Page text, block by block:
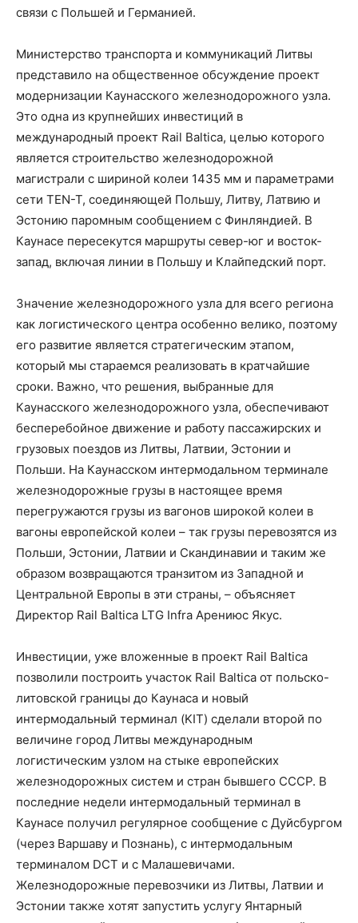
связи с Польшей и Германией.
Министерство транспорта и коммуникаций Литвы
представило на общественное обсуждение проект
модернизации Каунасского железнодорожного узла.
Это одна из крупнейших инвестиций в
международный проект Rail Baltica, целью которого
является строительство железнодорожной
магистрали с шириной колеи 1435 мм и параметрами
сети TEN-T, соединяющей Польшу, Литву, Латвию и
Эстонию паромным сообщением с Финляндией. В
Каунасе пересекутся маршруты север-юг и восток-
запад, включая линии в Польшу и Клайпедский порт.
Значение железнодорожного узла для всего региона
как логистического центра особенно велико, поэтому
его развитие является стратегическим этапом,
который мы стараемся реализовать в кратчайшие
сроки. Важно, что решения, выбранные для
Каунасского железнодорожного узла, обеспечивают
бесперебойное движение и работу пассажирских и
грузовых поездов из Литвы, Латвии, Эстонии и
Польши. На Каунасском интермодальном терминале
железнодорожные грузы в настоящее время
перегружаются грузы из вагонов широкой колеи в
вагоны европейской колеи – так грузы перевозятся из
Польши, Эстонии, Латвии и Скандинавии и таким же
образом возвращаются транзитом из Западной и
Центральной Европы в эти страны, – объясняет
Директор Rail Baltica LTG Infra Арениюс Якус.
Инвестиции, уже вложенные в проект Rail Baltica
позволили построить участок Rail Baltica от польско-
литовской границы до Каунаса и новый
интермодальный терминал (KIT) сделали второй по
величине город Литвы международным
логистическим узлом на стыке европейских
железнодорожных систем и стран бывшего СССР. В
последние недели интермодальный терминал в
Каунасе получил регулярное сообщение с Дуйсбургом
(через Варшаву и Познань), с интермодальным
терминалом DCT и с Малашевичами.
Железнодорожные перевозчики из Литвы, Латвии и
Эстонии также хотят запустить услугу Янтарный